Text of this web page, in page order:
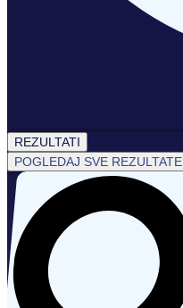
REZULTATI
POGLEDAJ SVE REZULTATE